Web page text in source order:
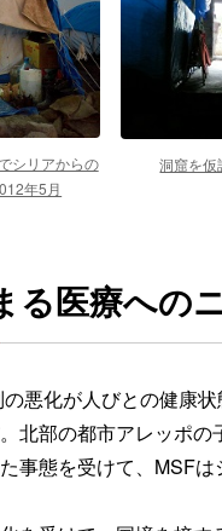
シリアからの
年5月
洞窟を
医療への
悪化が人びとの健康
北部の都市アレッポ
事態を受けて、MSF